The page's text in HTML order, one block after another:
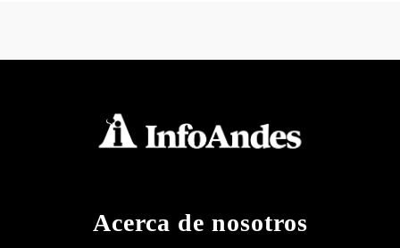
Acerca de nosotros